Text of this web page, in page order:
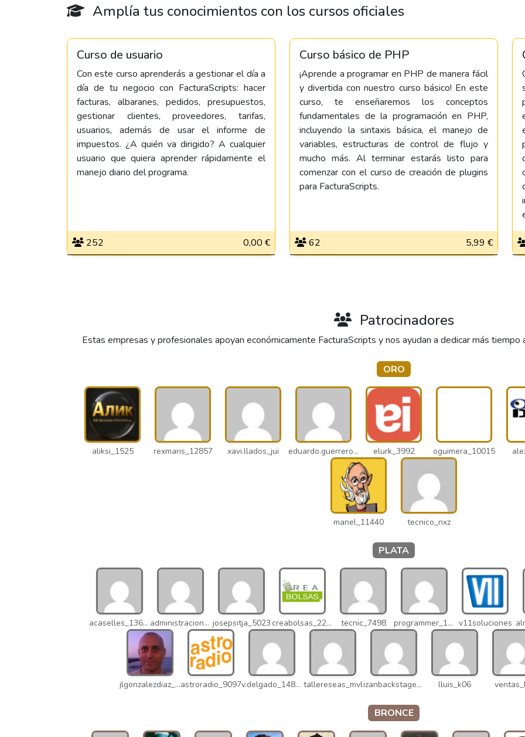
Amplía tus conocimientos con los cursos oficiales
Curso de usuario
Con este curso aprenderás a gestionar el día a
día de tu negocio con FacturaScripts: hacer
facturas, albaranes, pedidos, presupuestos,
gestionar clientes, proveedores, tarifas,
usuarios, además de usar el informe de
impuestos. ¿A quién va dirigido? A cualquier
usuario que quiera aprender rápidamente el
manejo diario del programa.
252 0,00 €
Curso básico de PHP
¡Aprende a programar en PHP de manera fácil
y divertida con nuestro curso básico! En este
curso, te enseñaremos los conceptos
fundamentales de la programación en PHP,
incluyendo la sintaxis básica, el manejo de
variables, estructuras de control de flujo y
mucho más. Al terminar estarás listo para
comenzar con el curso de creación de plugins
para FacturaScripts.
62 5,99 €
Patrocinadores
Estas empresas y profesionales apoyan económicamente FacturaScripts y nos ayudan a dedicar más
ORO
aliksi_1525 rexmaris_12857 xavi.llados_jui eduardo.guerrero_pto elurk_3992 oguimera_10015
manel_11440 tecnico_nxz
PLATA
acaselles_13670 administracion_nhd josepsitja_5023 creabolsas_22110 tecnic_7498 programmer_12837 v11soluciones
jlgonzalezdiaz_12316astroradio_9097 v.delgado_14821 tallereseas_mvl izanbackstage_14556 lluis_k06
BRONCE